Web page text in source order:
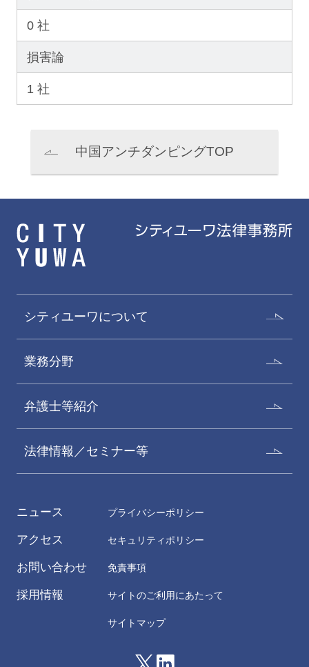
0 社
損害論
1 社
中国アンチダンピングTOP
シティユーワについて
業務分野
弁護士等紹介
法律情報／セミナー等
ニュース
アクセス
お問い合わせ
採用情報
プライバシーポリシー
セキュリティポリシー
免責事項
サイトのご利用にあたって
サイトマップ